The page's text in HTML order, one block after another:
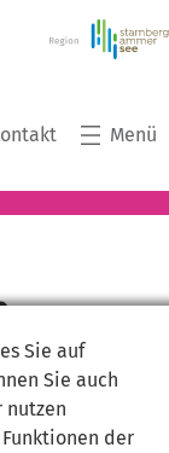
Menü
Sie auf
Sie auch
nutzen
der